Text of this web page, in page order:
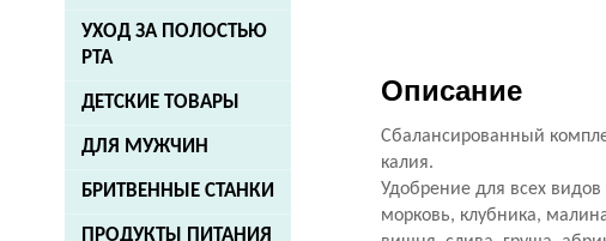
УХОД ЗА ПОЛОСТЬЮ
РТА
ДЕТСКИЕ ТОВАРЫ
ДЛЯ МУЖЧИН
БРИТВЕННЫЕ СТАНКИ
ПРОДУКТЫ ПИТАНИЯ
Описание
Сбалансированный
калия.
Удобрение для всех
морковь, клубника,